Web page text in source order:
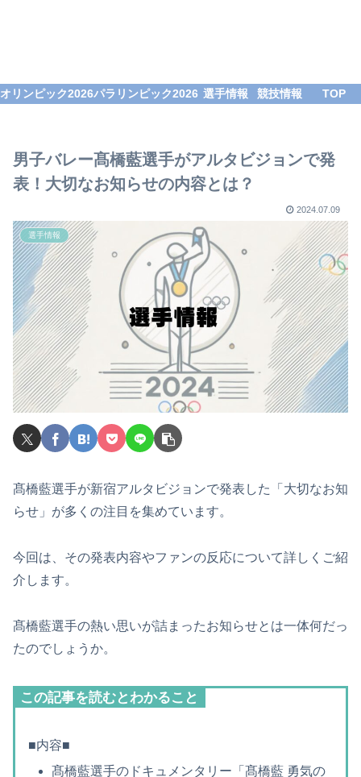
オリンピック2026パラリンピック2026 選手情報 競技情報 TOP
男子バレー髙橋藍選手がアルタビジョンで発
表！大切なお知らせの内容とは？
2024.07.09
選手情報
髙橋藍選手が新宿アルタビジョンで発表した「大切なお知
らせ」が多くの注目を集めています。
今回は、その発表内容やファンの反応について詳しくご紹
介します。
髙橋藍選手の熱い思いが詰まったお知らせとは一体何だっ
たのでしょうか。
この記事を読むとわかること
■内容■
髙橋藍選手のドキュメンタリー「髙橋藍 勇気の